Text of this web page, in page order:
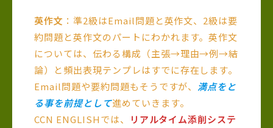
英作文 ：準2級はEmail問題と英作文、2級は要
約問題と英作文のパートにわかれます。英作文
については、伝わる構成（主張→理由→例→結
論）と頻出表現テンプレはすでに存在します。
Email問題や要約問題もそうですが、 満点をと
る事を前提として進めていきます。
CCN ENGLISHでは、
リアルタイム添削システ